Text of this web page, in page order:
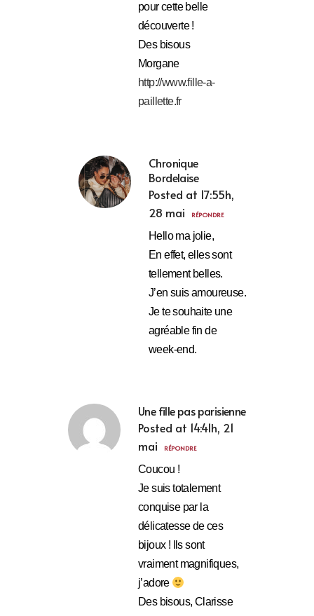
pour cette belle
découverte !
Des bisous
Morgane
http://www.fille-a-
paillette.fr
Chronique
Bordelaise
Posted at 17:55h,
28 mai
RÉPONDRE
Hello ma jolie,
En effet, elles sont
tellement belles.
J’en suis amoureuse.
Je te souhaite une
agréable fin de
week-end.
Une fille pas parisienne
Posted at 14:41h, 21
mai
RÉPONDRE
Coucou !
Je suis totalement
conquise par la
délicatesse de ces
bijoux ! Ils sont
vraiment magnifiques,
j’adore
Des bisous, Clarisse